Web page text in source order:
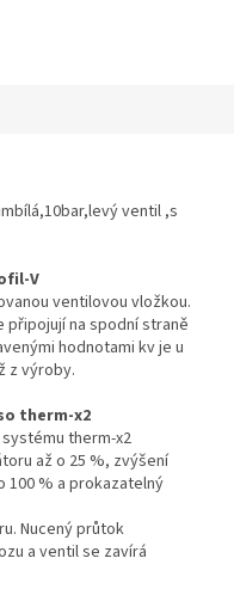
ventil ,s
V
ventilovou vložkou.
na spodní straně
hodnotami kv je u
z výroby.
therm-x2
therm-x2
až o 25 %, zvýšení
100 % a prokazatelný
Nucený průtok
a ventil se zavírá